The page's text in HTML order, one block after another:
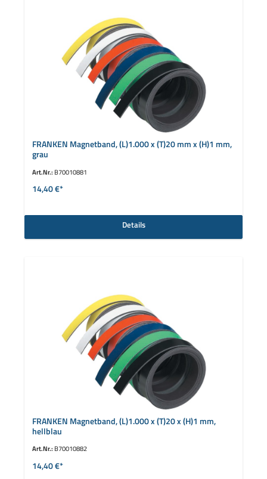
FRANKEN Magnetband, (L)1.000 x (T)20 mm x (H)1 mm,
grau
Art.Nr.: B70010881
14,40 €*
Details
FRANKEN Magnetband, (L)1.000 x (T)20 x (H)1 mm,
hellblau
Art.Nr.: B70010882
14,40 €*